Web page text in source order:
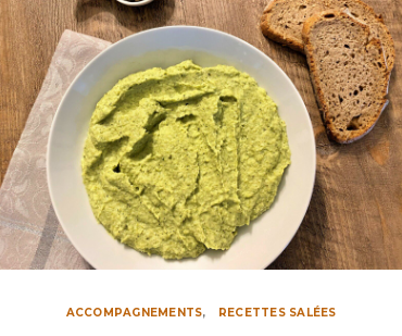
ACCOMPAGNEMENTS RECETTES SALÉES